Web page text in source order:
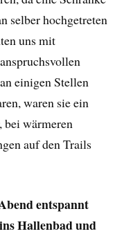
selber hochgetreten
uns mit
einigen Stellen
waren sie ein
bei wärmeren
auf den Trails
entspannt
Hallenbad und